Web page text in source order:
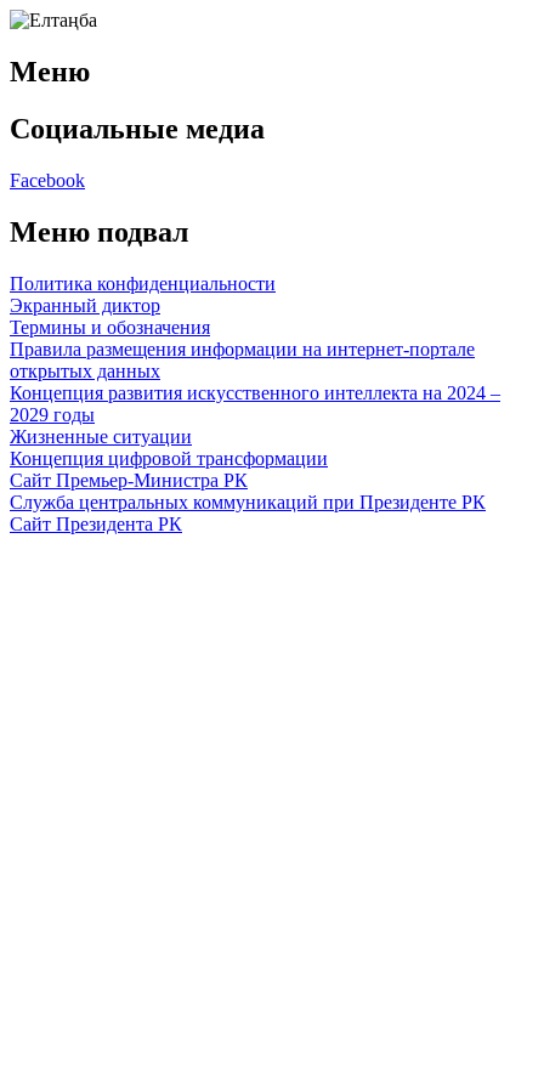
Меню
Социальные медиа
Facebook
Меню подвал
Политика конфиденциальности
Экранный диктор
Термины и обозначения
Правила размещения информации на интернет-портале
открытых данных
Концепция развития искусственного интеллекта на 2024 –
2029 годы
Жизненные ситуации
Концепция цифровой трансформации
Сайт Премьер-Министра РК
Служба центральных коммуникаций при Президенте РК
Сайт Президента РК